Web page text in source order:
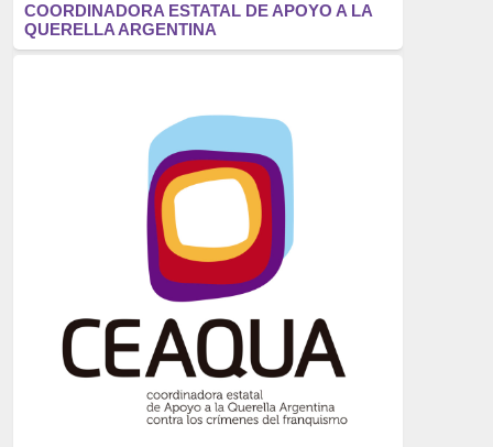
Eventos
(914)
Crímenes del franquismo
(721)
(699)
(607)
neofranquismo
(567)
Justicia Universal
Derechos Humanos
(522)
Nacionalcatolicismo
(514)
COORDINADORA ESTATAL DE APOYO A LA
QUERELLA ARGENTINA